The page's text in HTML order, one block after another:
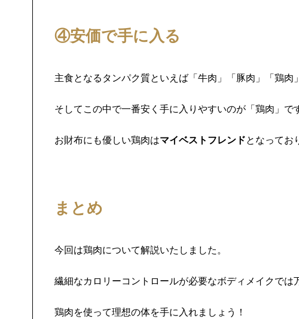
④安価で手に入る
主食となるタンパク質といえば「牛肉」「豚肉」「鶏肉
そしてこの中で一番安く手に入りやすいのが「鶏肉」で
お財布にも優しい鶏肉はマイベストフレンドとなってお
まとめ
今回は鶏肉について解説いたしました。
繊細なカロリーコントロールが必要なボディメイクでは
鶏肉を使って理想の体を手に入れましょう！